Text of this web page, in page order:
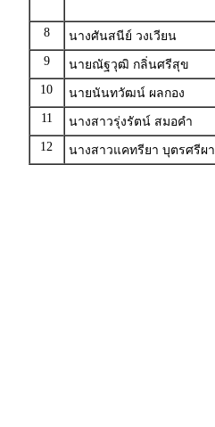
8
นางศันสนีย์ วงเวียน
9
นายณัฐวุฒิ กลิ่นศรีสุข
10
นายนันทวัฒน์ ผลกอง
11
นางสาวรุ่งรัตน์ สมอคำ
12
นางสาวแคทรียา บุตรศรีผา